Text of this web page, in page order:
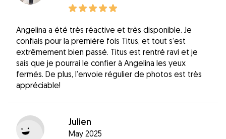
Angelina a été très réactive et très disponible. Je
confiais pour la première fois Titus, et tout s’est
extrêmement bien passé. Titus est rentré ravi et je
sais que je pourrai le confier à Angelina les yeux
fermés. De plus, l’envoie régulier de photos est très
appréciable!
Julien
May 2025